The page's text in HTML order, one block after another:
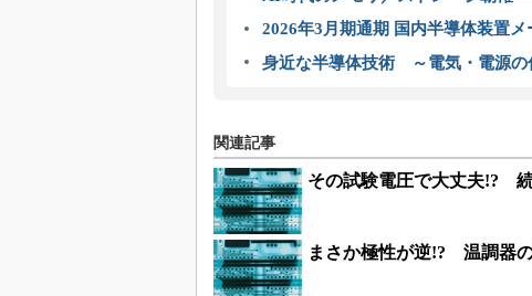
2026年3月期通期 国内半導体装置
身近な半導体技術 ～電気・電源の
関連記事
その試験電圧で大丈夫!?
まさか極性が逆!? 温調器